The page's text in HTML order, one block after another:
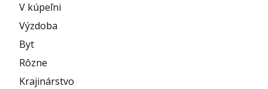
V kúpeľni
Výzdoba
Byt
Rôzne
Krajinárstvo